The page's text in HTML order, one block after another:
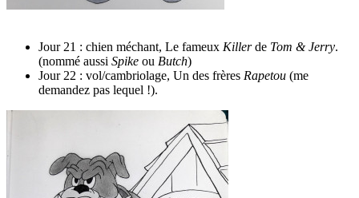
Jour 21 : chien méchant, Le fameux Killerde Tom & Jerry.
(nommé aussi Spike ou Butch)
Jour 22 : vol/cambriolage, Un des frères Rapetou (me
demandez pas lequel !).